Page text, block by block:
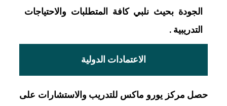
الجودة بحيث نلبي كافة المتطلبات والاحتياجات
التدريبية .
الاعتمادات الدولية
حصل مركز يورو ماكس للتدريب والاستشارات على